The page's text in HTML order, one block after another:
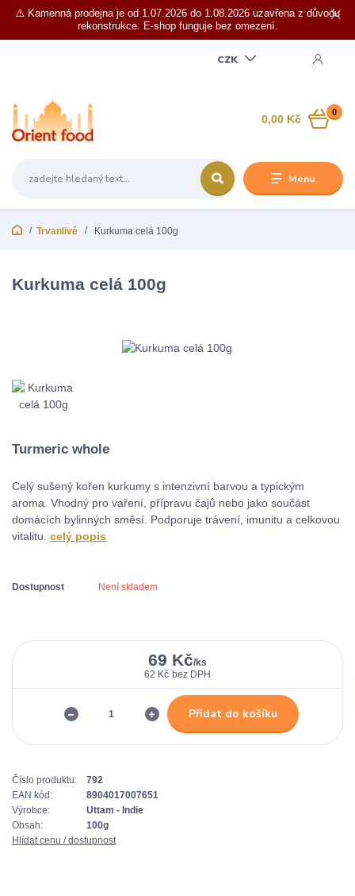
⚠️ Kamenná prodejna je od 1.07.2026 do 1.08.2026 uzavřena z důvodu
rekonstrukce. E-shop funguje bez omezení.
Menu
CZK
0
0,00 Kč
Trvanlivé Kurkuma celá 100g
Kurkuma celá 100g
Turmeric whole
Celý sušený kořen kurkumy s intenzivní barvou a typickým
aroma. Vhodný pro vaření, přípravu čajů nebo jako součást
domácích bylinných směsí. Podporuje trávení, imunitu a celkovou
vitalitu. celý popis
Dostupnost Není skladem
69 Kč/ks
62 Kč bez DPH
Přidat do košíku
Číslo produktu:
792
EAN kód:
8904017007651
Výrobce:
Uttam - Indie
Obsah:
100g
Hlídat cenu / dostupnost